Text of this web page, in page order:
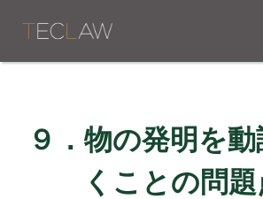
９．物の発明を
くことの問題